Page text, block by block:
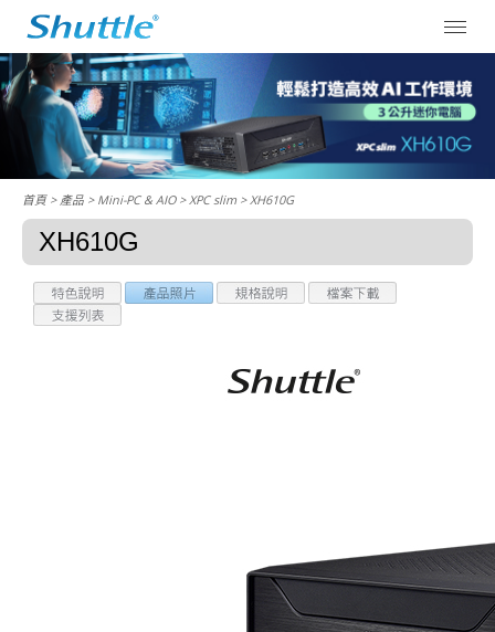
首頁> 產品 > Mini-PC & AIO >XPC slim > XH610G
XH610G